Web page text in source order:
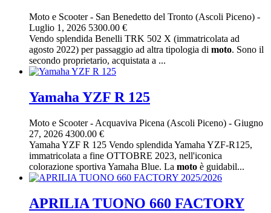
Moto e Scooter- San Benedetto del Tronto (Ascoli Piceno) -
Luglio 1, 2026 5300.00 €
Vendo splendida Benelli TRK 502 X (immatricolata ad
agosto 2022) per passaggio ad altra tipologia di moto. Sono il
secondo proprietario, acquistata a ...
Yamaha YZF R 125
Moto e Scooter- Acquaviva Picena (Ascoli Piceno) - Giugno
27, 2026 4300.00 €
Yamaha YZF R 125 Vendo splendida Yamaha YZF-R125,
immatricolata a fine OTTOBRE 2023, nell'iconica
colorazione sportiva Yamaha Blue. La moto è guidabil...
APRILIA TUONO 660 FACTORY